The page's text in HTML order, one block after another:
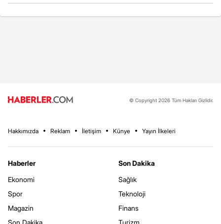
© Copyright 2026 Tüm Hakları Gizlidir.
Hakkımızda Reklam İletişim Künye Yayın İlkeleri
Haberler
Ekonomi
Spor
Magazin
Son Dakika
Son Dakika
Sağlık
Teknoloji
Finans
Turizm